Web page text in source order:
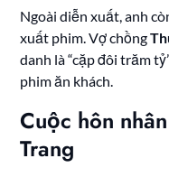
Ngoài diễn xuất, anh
xuất phim. Vợ chồng
danh là “cặp đôi trăm
phim ăn khách.
Cuộc hôn
Trang